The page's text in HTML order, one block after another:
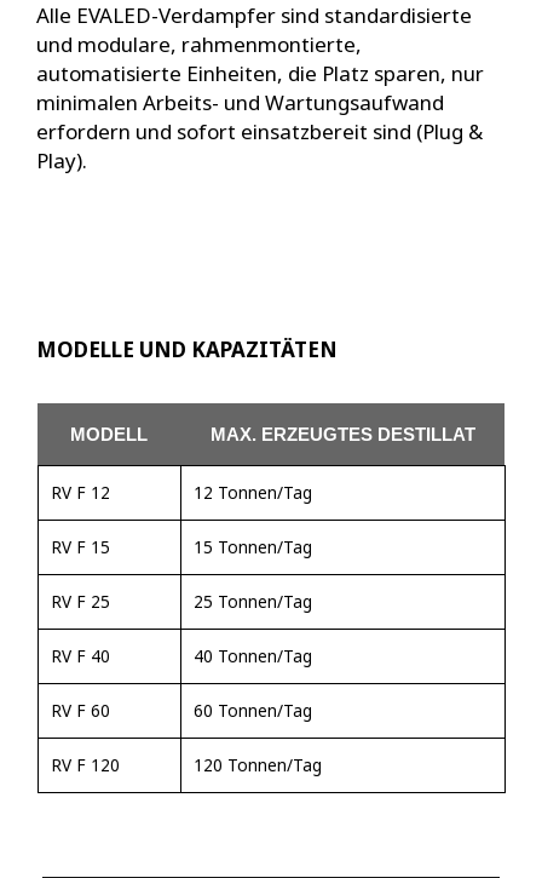
Alle EVALED-Verdampfer sind standardisierte
und modulare, rahmenmontierte,
automatisierte Einheiten, die Platz sparen, nur
minimalen Arbeits- und Wartungsaufwand
erfordern und sofort einsatzbereit sind (Plug &
Play).
MODELLE UND KAPAZITÄTEN
MODELL MAX. ERZEUGTES DESTILLAT
RV F 12 12 Tonnen/Tag
RV F 15 15 Tonnen/Tag
RV F 25 25 Tonnen/Tag
RV F 40 40 Tonnen/Tag
RV F 60 60 Tonnen/Tag
RV F 120 120 Tonnen/Tag